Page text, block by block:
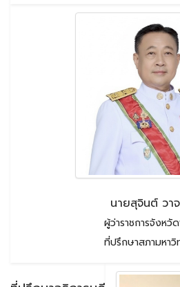
นายสุจินต์ วา
ผู้ว่าราชการจังหวั
ที่ปรึกษาสภามหา